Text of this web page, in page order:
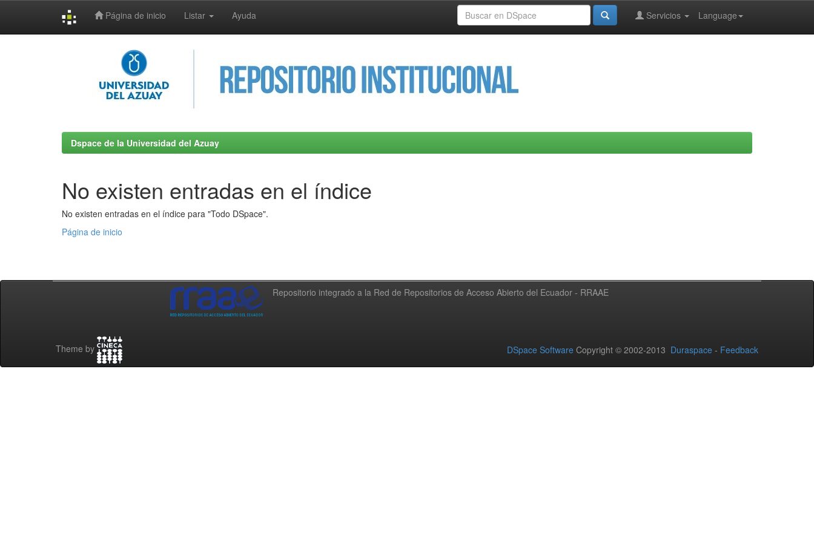
Página de inicio Listar Ayuda Language
Servicios
Dspace de la Universidad del Azuay
No existen entradas en el índice
No existen entradas en el índice para "Todo DSpace".
Página de inicio
Repositorio integrado a la Red de Repositorios de Acceso Abierto del Ecuador - RRAAE
Theme by DSpace Software Copyright © 2002-2013 Duraspace - Feedback